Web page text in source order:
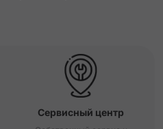
Сервисный центр